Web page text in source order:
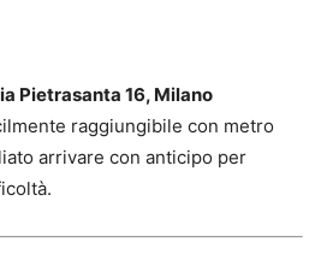
Pietrasanta 16, Milano
raggiungibile con metro
arrivare con anticipo per